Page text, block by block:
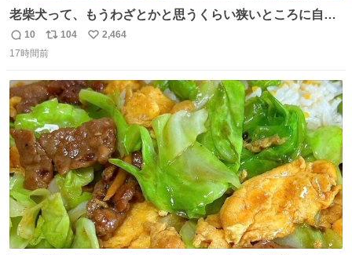
老柴犬って、もうわざとかと思うくらい狭いところに自ら
はまりにいくじゃないですか？ 今朝ガーデニングしてる飼
い主の間にはまってきて、最高に可愛かった♥️
返
信
10
リ
ポ
ト
数
104
い
数
2,464
17時間前